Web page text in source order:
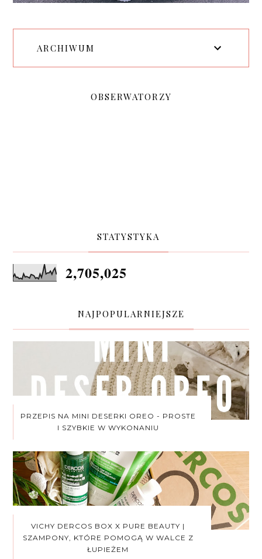
ARCHIWUM
OBSERWATORZY
STATYSTYKA
2,705,025
NAJPOPULARNIEJSZE
PRZEPIS NA MINI DESERKI OREO - PROSTE
I SZYBKIE W WYKONANIU
VICHY DERCOS BOX X PURE BEAUTY |
SZAMPONY, KTÓRE POMOGĄ W WALCE Z
ŁUPIEŻEM